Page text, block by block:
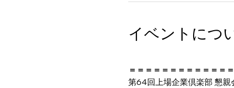
イベントにつ
＝＝＝＝＝＝＝＝＝＝＝＝
第64回上場企業倶楽部 懇親